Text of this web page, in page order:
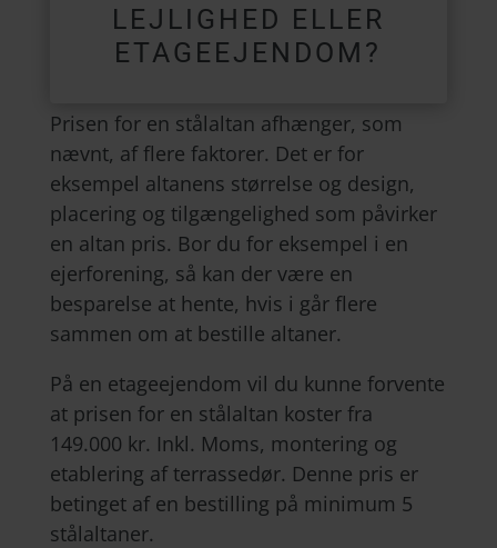
LEJLIGHED ELLER
ETAGEEJENDOM?
Prisen for en stålaltan afhænger, som
nævnt, af flere faktorer. Det er for
eksempel altanens størrelse og design,
placering og tilgængelighed som påvirker
en altan pris. Bor du for eksempel i en
ejerforening, så kan der være en
besparelse at hente, hvis i går flere
sammen om at bestille altaner.
På en etageejendom vil du kunne forvente
at prisen for en stålaltan koster fra
149.000 kr. Inkl. Moms, montering og
etablering af terrassedør. Denne pris er
betinget af en bestilling på minimum 5
stålaltaner.